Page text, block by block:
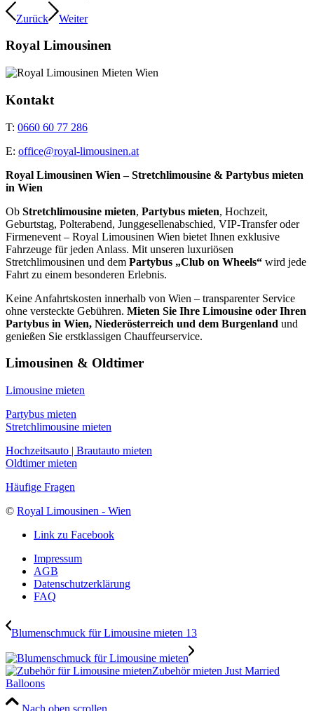
Zurück Weiter
Royal Limousinen
Kontakt
T: 0660 60 77 286
E: office@royal-limousinen.at
Royal Limousinen Wien – Stretchlimousine & Partybus mieten
in Wien
Ob Stretchlimousine mieten, Partybus mieten, Hochzeit,
Geburtstag, Polterabend, Junggesellenabschied, VIP-Transfer oder
Firmenevent – Royal Limousinen Wien bietet Ihnen exklusive
Fahrzeuge für jeden Anlass. Mit unseren luxuriösen
Stretchlimousinen und dem Partybus „Club on Wheels“ wird jede
Fahrt zu einem besonderen Erlebnis.
Keine Anfahrtskosten innerhalb von Wien – transparenter Service
ohne versteckte Gebühren. Mieten Sie Ihre Limousine oder Ihren
Partybus in Wien, Niederösterreich und dem Burgenland und
genießen Sie erstklassigen Chauffeurservice.
Limousinen & Oldtimer
Limousine mieten
Partybus mieten
Stretchlimousine mieten
Hochzeitsauto | Brautauto mieten
Oldtimer mieten
Häufige Fragen
© Royal Limousinen - Wien
Link zu Facebook
Impressum
AGB
Datenschutzerklärung
FAQ
Blumenschmuck für Limousine mieten 13
Zubehör mieten Just Married
Balloons
Nach oben scrollen